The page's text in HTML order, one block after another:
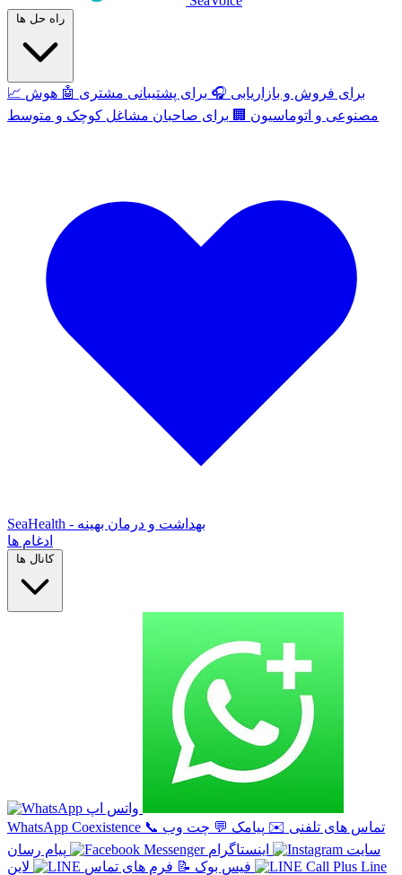
راه حل ها
📈 برای فروش و بازاریابی 🎧 برای پشتیبانی مشتری 🤖 هوش
مصنوعی و اتوماسیون 🏢 برای صاحبان مشاغل کوچک و متوسط
SeaHealth - بهداشت و درمان بهینه
ادغام ها
کانال ها
واتس اپ
WhatsApp Coexistence 📞 تماس های تلفنی ✉️ پیامک 💬 چت وب
سایت
اینستاگرام
پیام رسان
فیس بوک 📝 فرم های تماس لاین
Line